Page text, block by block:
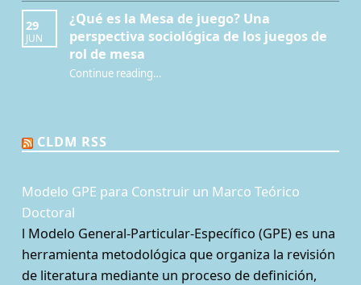
29
JUN
¿Qué es la Mesa de juego? Una
perspectiva sociológica de los juegos de
rol de mesa
Continue reading“¿Qué es la Mesa de juego? Una perspectiva sociológica de los juegos de rol de mesa”
…
CLDM RSS
Modelo GPE para Construir un Marco Teórico
Doctoral
l Modelo General-Particular-Específico (GPE) es una
herramienta metodológica que organiza la revisión
de literatura mediante un proceso de definición,